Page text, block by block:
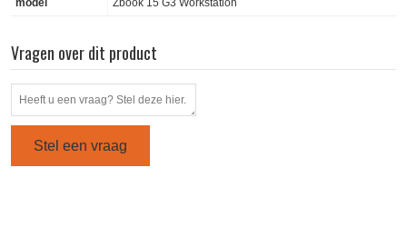
model Zbook 15 G3 Workstation
Vragen over dit product
Stel een vraag